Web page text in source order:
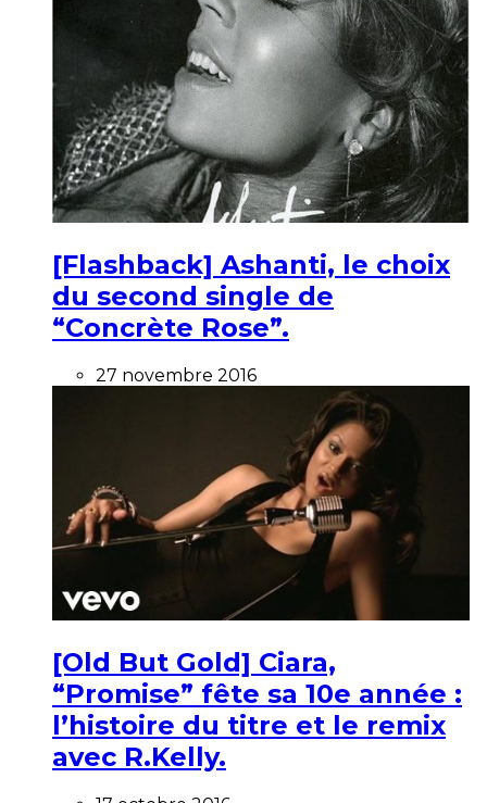
[Flashback] Ashanti, le choix
du second single de
“Concrète Rose”.
27 novembre 2016
[Old But Gold] Ciara,
“Promise” fête sa 10e année :
l’histoire du titre et le remix
avec R.Kelly.